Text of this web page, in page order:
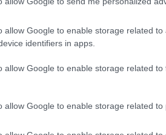
allow Google to enable storage related to
identifiers in apps.
allow Google to enable storage related
allow Google to enable storage related to
vége az lett, hogy
kormánypárti
és több mint
szavazattal egyetlen